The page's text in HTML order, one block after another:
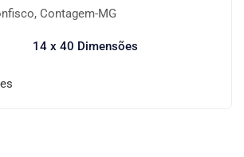
Contagem-MG
14 x 40 Dimensões